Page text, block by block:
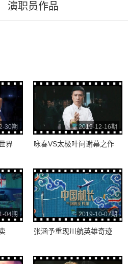
演职员作品
30期
界
2019-12-16期
咏春VS太极叶问谢幕之作
04期 2019-10-07期
张涵予重现川航英雄奇迹